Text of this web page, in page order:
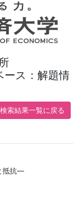
ース：解題情
検索結果一覧に戻る
抵抗—